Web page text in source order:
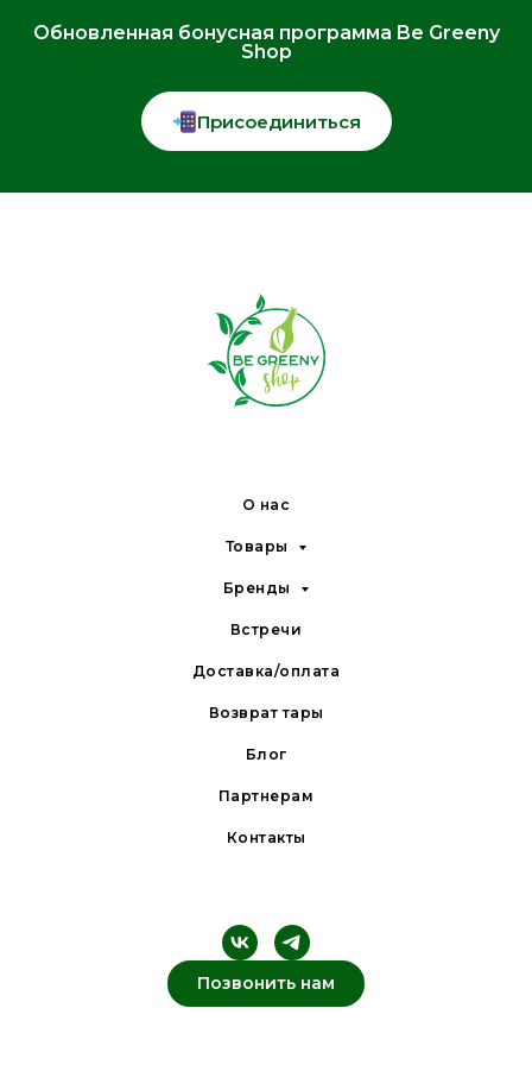
Обновленная бонусная программа Be Greeny
Shop
Присоединиться
О нас
Товары
Бренды
Встречи
Доставка/оплата
Возврат тары
Блог
Партнерам
Контакты
Позвонить нам